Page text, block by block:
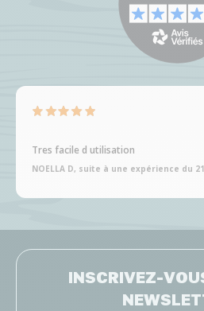
Tres facile d utilisation
NOELLA D, suite à une expérience du
INSCRIVEZ-